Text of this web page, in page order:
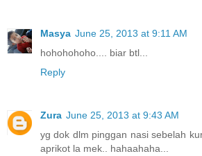
Masya June 25, 2013 at 9:11 AM
hohohohoho.... biar btl...
Reply
Zura June 25, 2013 at 9:43 AM
yg dok dlm pinggan nasi sebelah
aprikot la mek.. hahaahaha...